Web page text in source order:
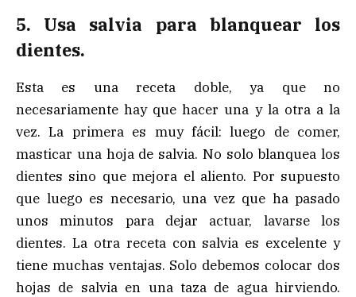
5. Usa salvia para blanquear los
dientes.
Esta es una receta doble, ya que no
necesariamente hay que hacer una y la otra a la
vez. La primera es muy fácil: luego de comer,
masticar una hoja de salvia. No solo blanquea los
dientes sino que mejora el aliento. Por supuesto
que luego es necesario, una vez que ha pasado
unos minutos para dejar actuar, lavarse los
dientes. La otra receta con salvia es excelente y
tiene muchas ventajas. Solo debemos colocar dos
hojas de salvia en una taza de agua hirviendo.